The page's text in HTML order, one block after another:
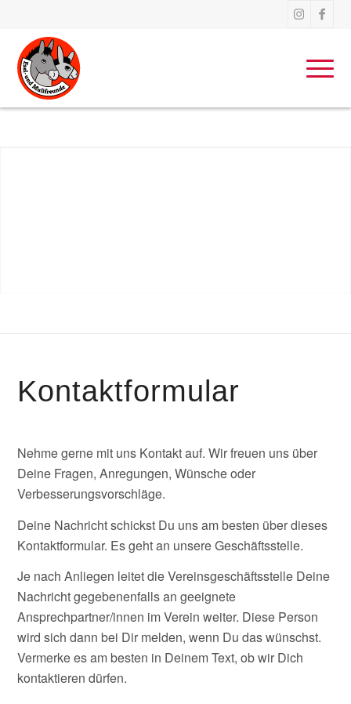
Kontaktformular
Nehme gerne mit uns Kontakt auf. Wir freuen uns über
Deine Fragen, Anregungen, Wünsche oder
Verbesserungsvorschläge.
Deine Nachricht schickst Du uns am besten über dieses
Kontaktformular. Es geht an unsere Geschäftsstelle.
Je nach Anliegen leitet die Vereinsgeschäftsstelle Deine
Nachricht gegebenenfalls an geeignete
Ansprechpartner/innen im Verein weiter. Diese Person
wird sich dann bei Dir melden, wenn Du das wünschst.
Vermerke es am besten in Deinem Text, ob wir Dich
kontaktieren dürfen.